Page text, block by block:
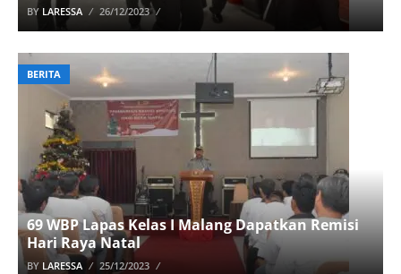
BY LARESSA 26/12/2023
BERITA
69 WBP Lapas Kelas I Malang Dapatkan Remisi
Hari Raya Natal
BY LARESSA 25/12/2023